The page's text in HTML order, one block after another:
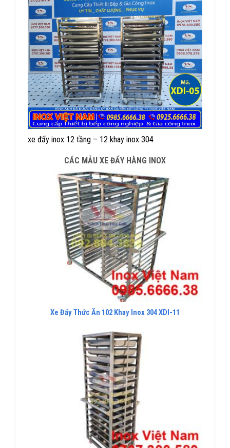
xe đẩy inox 12 tầng – 12 khay inox 304
CÁC MẪU XE ĐẨY HÀNG INOX
Xe Đẩy Thức Ăn 102 Khay Inox 304 XDI-11